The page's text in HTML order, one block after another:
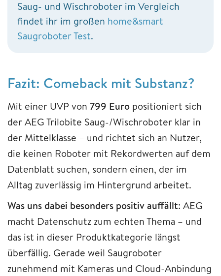
Saug- und Wischroboter im Vergleich
findet ihr im großen home&smart
Saugroboter Test.
Fazit: Comeback mit Substanz?
Mit einer UVP von 799 Euro positioniert sich
der AEG Trilobite Saug-/Wischroboter klar in
der Mittelklasse – und richtet sich an Nutzer,
die keinen Roboter mit Rekordwerten auf dem
Datenblatt suchen, sondern einen, der im
Alltag zuverlässig im Hintergrund arbeitet.
Was uns dabei besonders positiv auffällt: AEG
macht Datenschutz zum echten Thema – und
das ist in dieser Produktkategorie längst
überfällig. Gerade weil Saugroboter
zunehmend mit Kameras und Cloud-Anbindung